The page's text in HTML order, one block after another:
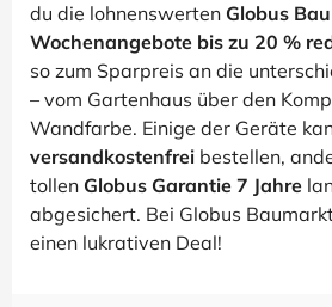
du die lohnenswerten Globus
Wochenangebote bis zu 20 %
so zum Sparpreis an die
– vom Gartenhaus über den
Wandfarbe. Einige der Geräte
versandkostenfrei bestellen,
tollen Globus Garantie 7 Jahre
abgesichert. Bei Globus
einen lukrativen Deal!